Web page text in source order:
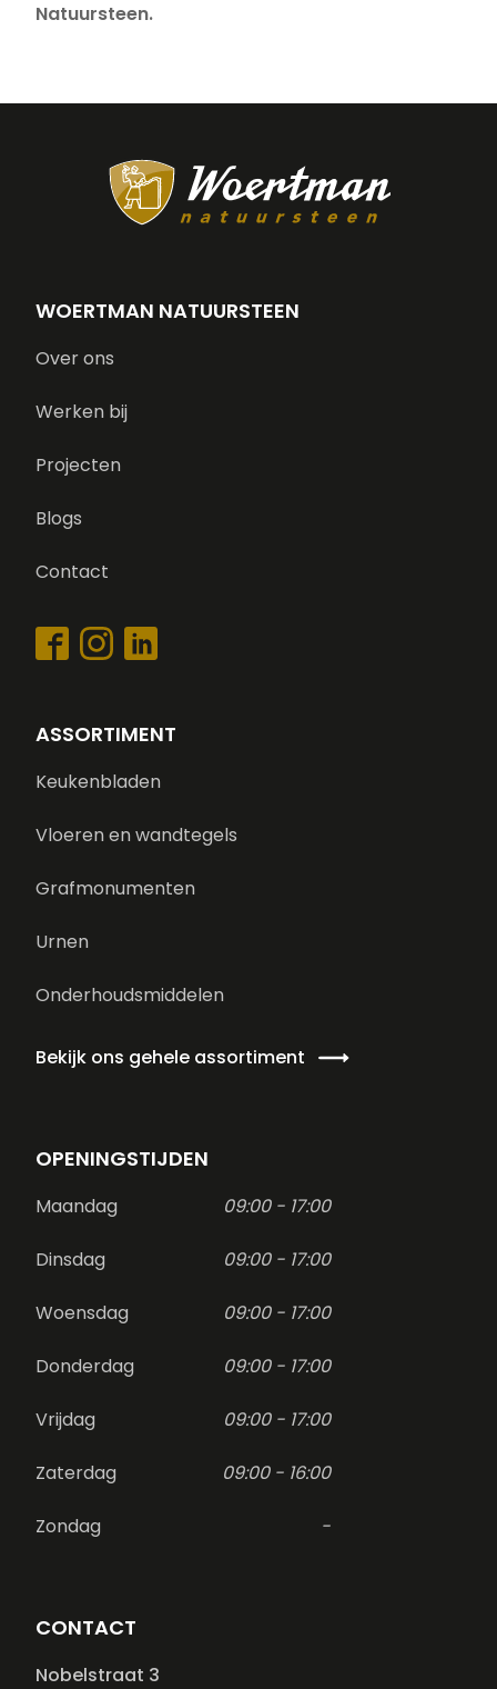
Natuursteen.
WOERTMAN NATUURSTEEN
Over ons
Werken bij
Projecten
Blogs
Contact
ASSORTIMENT
Keukenbladen
Vloeren en wandtegels
Grafmonumenten
Urnen
Onderhoudsmiddelen
Bekijk ons gehele assortiment
OPENINGSTIJDEN
Maandag 09:00 - 17:00
Dinsdag 09:00 - 17:00
Woensdag 09:00 - 17:00
Donderdag 09:00 - 17:00
Vrijdag 09:00 - 17:00
Zaterdag 09:00 - 16:00
Zondag -
CONTACT
Nobelstraat 3